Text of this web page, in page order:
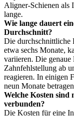
Aligner-Schienen als
lange.
Wie lange dauert
Durchschnitt?
Die durchschnittliche
etwa sechs Monate,
variieren. Die genaue
Zahnfehlstellung ab
reagieren. In einigen
neun Monate
Welche Kosten
verbunden?
Die Kosten für eine